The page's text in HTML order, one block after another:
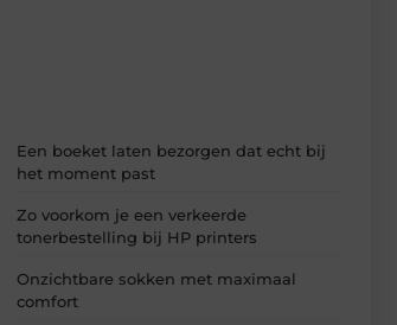
Een boeket laten bezorgen dat echt bij
het moment past
Zo voorkom je een verkeerde
tonerbestelling bij HP printers
Onzichtbare sokken met maximaal
comfort